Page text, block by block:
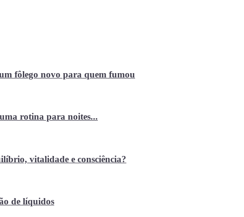
fôlego novo para quem fumou
rotina para noites...
vitalidade e consciência?
de líquidos